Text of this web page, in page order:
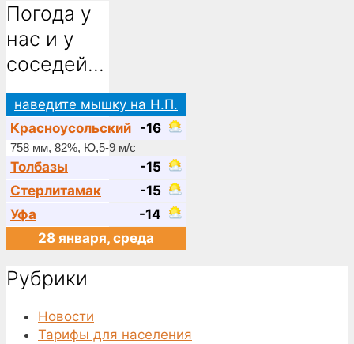
Погода у
нас и у
соседей…
наведите мышку на Н.П.
Красноусольский -16
758 мм, 82%, Ю,5-9 м/с
Толбазы
-15
Стерлитамак
-15
Уфа
-14
28 января, среда
Рубрики
Новости
Тарифы для населения